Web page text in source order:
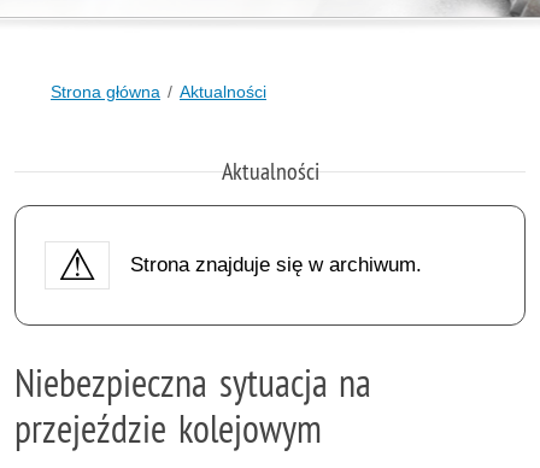
Strona główna Aktualności
Aktualności
Strona znajduje się w archiwum.
Niebezpieczna sytuacja na
przejeździe kolejowym